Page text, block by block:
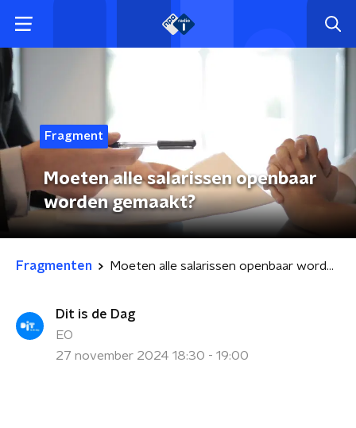
Fragment
Moeten alle salarissen openbaar
worden gemaakt?
Fragmenten Moeten alle salarissen openbaar worden gemaakt?
Dit is de Dag
EO
27 november 2024 18:30 - 19:00